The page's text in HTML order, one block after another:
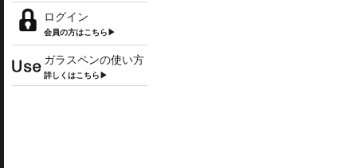
ログイン
会員の方はこちら▶
ガラスペンの使い方
詳しくはこちら▶